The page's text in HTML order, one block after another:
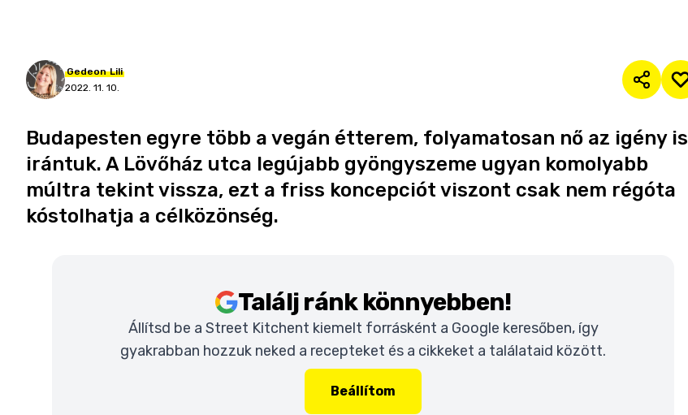
Gedeon Lili
2022. 11. 10.
Budapesten egyre több a vegán étterem, folyamatosan nő az igény is
irántuk. A Lövőház utca legújabb gyöngyszeme ugyan komolyabb
múltra tekint vissza, ezt a friss koncepciót viszont csak nem régóta
kóstolhatja a célközönség.
Találj ránk könnyebben!
Állítsd be a Street Kitchent kiemelt forrásként a Google keresőben, így
gyakrabban hozzuk neked a recepteket és a cikkeket a találataid között.
Beállítom